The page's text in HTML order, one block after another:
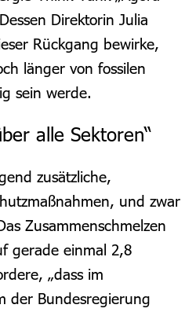
Direktorin Julia
Rückgang bewirke,
länger von fossilen
sein werde.
alle Sektoren“
zusätzliche,
und zwar
Zusammenschmelzen
gerade einmal 2,8
„dass im
der Bundesregierung